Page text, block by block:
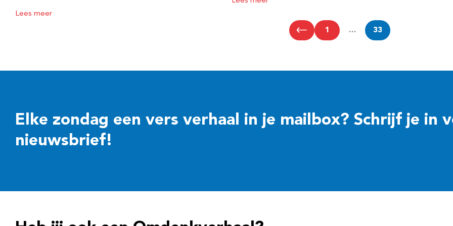
Lees meer
1 … 33
Elke zondag een vers verhaal in je mailbox? Schrijf je in
nieuwsbrief!